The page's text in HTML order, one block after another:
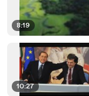
8:19
10:27